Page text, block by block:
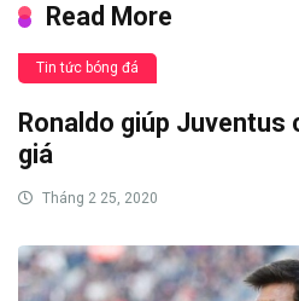
Read More
Tin tức bóng đá
Ronaldo giúp Juventus
giá
Tháng 2 25, 2020